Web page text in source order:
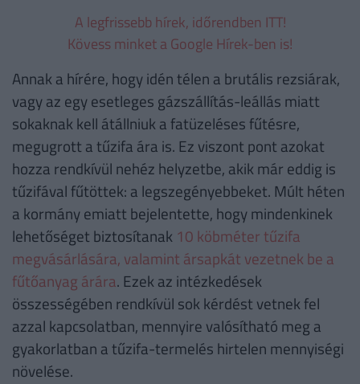
A legfrissebb hírek, időrendben ITT!
Kövess minket a Google Hírek-ben is!
Annak a hírére, hogy idén télen a brutális rezsiárak,
vagy az egy esetleges gázszállítás-leállás miatt
sokaknak kell átállniuk a fatüzeléses fűtésre,
megugrott a tűzifa ára is. Ez viszont pont azokat
hozza rendkívül nehéz helyzetbe, akik már eddig is
tűzifával fűtöttek: a legszegényebbeket. Múlt héten
a kormány emiatt bejelentette, hogy mindenkinek
lehetőséget biztosítanak 10 köbméter tűzifa
megvásárlására, valamint ársapkát vezetnek be a
fűtőanyag árára. Ezek az intézkedések
összességében rendkívül sok kérdést vetnek fel
azzal kapcsolatban, mennyire valósítható meg a
gyakorlatban a tűzifa-termelés hirtelen mennyiségi
növelése.